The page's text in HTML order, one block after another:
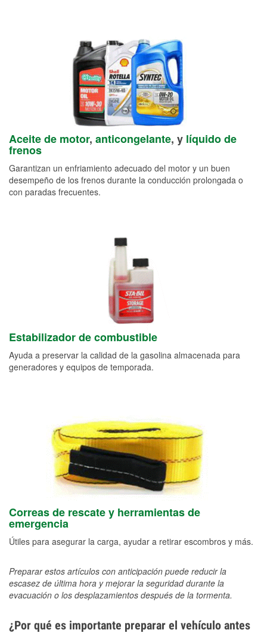
Aceite de motor, anticongelante, y líquido de
frenos
Garantizan un enfriamiento adecuado del motor y un buen
desempeño de los frenos durante la conducción prolongada o
con paradas frecuentes.
Estabilizador de combustible
Ayuda a preservar la calidad de la gasolina almacenada para
generadores y equipos de temporada.
Correas de rescate y herramientas de
emergencia
Útiles para asegurar la carga, ayudar a retirar escombros y más.
Preparar estos artículos con anticipación puede reducir la
escasez de última hora y mejorar la seguridad durante la
evacuación o los desplazamientos después de la tormenta.
¿Por qué es importante preparar el vehículo antes